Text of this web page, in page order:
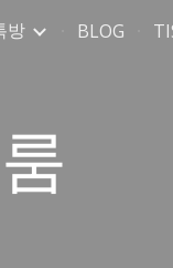
Skip to navigation
방 BLOG